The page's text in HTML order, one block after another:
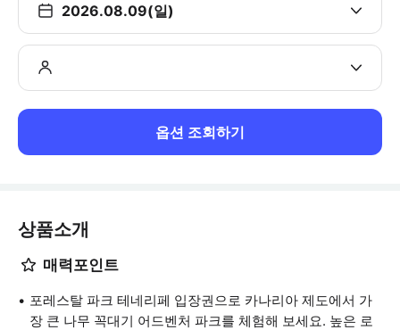
2026.08.09(일)
옵션 조회하기
상품소개
매력포인트
포레스탈 파크 테네리페 입장권으로 카나리아 제도에서 가
장 큰 나무 꼭대기 어드벤처 파크를 체험해 보세요. 높은 로